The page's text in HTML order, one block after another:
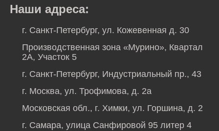
Наши адреса:
г. Санкт-Петербург, ул. Кожевенная д. 30
Производственная зона «Мурино», Квартал
2А, Участок 5
г. Санкт-Петербург, Индустриальный пр., 43
г. Москва, ул. Трофимова, д. 2а
Московская обл., г. Химки, ул. Горшина, д. 2
г. Самара, улица Санфировой 95 литер 4